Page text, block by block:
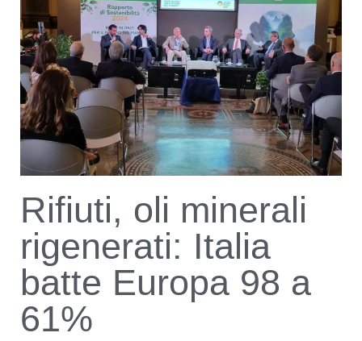
Rifiuti, oli minerali
rigenerati: Italia
batte Europa 98 a
61%